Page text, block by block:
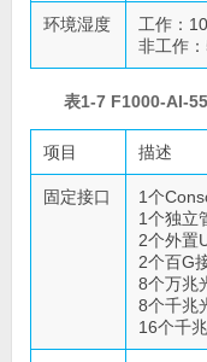
环境湿度
工作：
非工作
表1-7 F1000-AI-
项目 描述
固定接口
1个
1个独立
2个外置
2个百G
8个万兆
8个千兆
16个千